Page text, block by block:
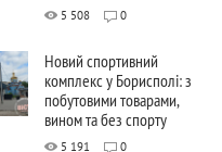
5 508 0
Новий спортивний
комплекс у Борисполі: з
побутовими товарами,
вином та без спорту
5 191 0